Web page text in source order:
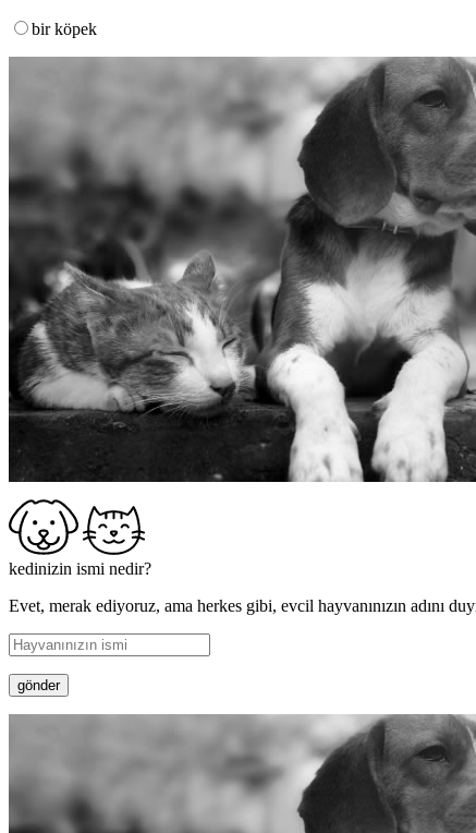
bir köpek
kedinizin ismi nedir?
Evet, merak ediyoruz, ama herkes gibi, evcil hayvanınızın adını
gönder